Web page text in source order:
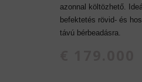
azonnal költözhető.
befektetés rövid- és
távú bérbeadásra.